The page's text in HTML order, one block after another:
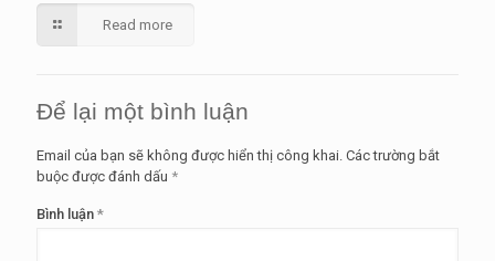
Read more
Để lại một bình luận
Email của bạn sẽ không được hiển thị công khai. Các trường bắt
buộc được đánh dấu *
Bình luận *